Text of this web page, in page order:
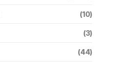
(10)
(3)
(44)